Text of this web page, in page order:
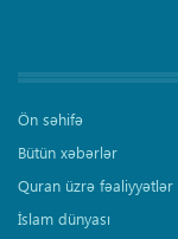
Ön səhifə
Bütün xəbərlər
Quran üzrə fəaliyyətlər
İslam dünyası